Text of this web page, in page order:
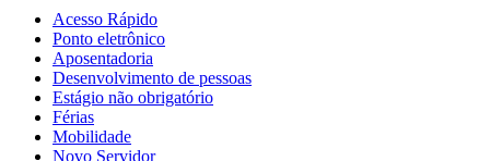
Acesso Rápido
Ponto eletrônico
Aposentadoria
Desenvolvimento de pessoas
Estágio não obrigatório
Férias
Mobilidade
Novo Servidor